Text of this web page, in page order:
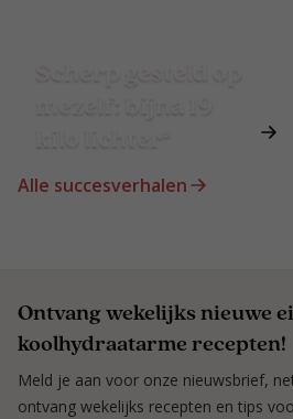
Alle succesverhalen
Ontvang wekelijks nieuwe
koolhydraatarme recepten!
Meld je aan voor onze nieuwsbrief,
ontvang wekelijks recepten en tips